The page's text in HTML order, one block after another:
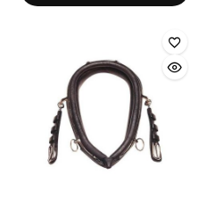
Elevador
Espátula
Filete para bocado
Oliva